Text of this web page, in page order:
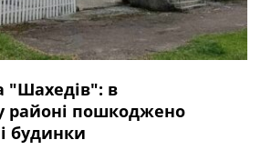
"Шахедів": в
районі пошкоджено
будинки